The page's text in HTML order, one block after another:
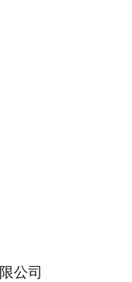
公司